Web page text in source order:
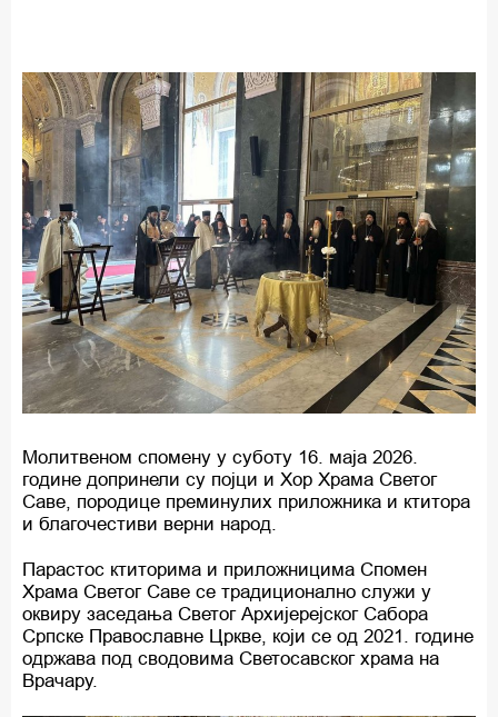
Молитвеном спомену у суботу 16. маја 2026.
године допринели су појци и Хор Храма Светог
Саве, породице преминулих приложника и ктитора
и благочестиви верни народ.
Парастос ктиторима и приложницима Спомен
Храма Светог Саве се традиционално служи у
оквиру заседања Светог Архијерејског Сабора
Српске Православне Цркве, који се од 2021. године
одржава под сводовима Светосавског храма на
Врачару.